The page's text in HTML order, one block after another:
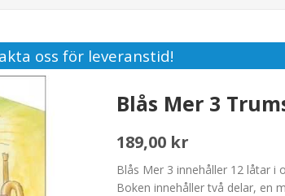
oss för leveranstid!
Blås Mer 3
189,00 kr
Blås Mer 3 innehåller 12 låtar i
Boken innehåller två delar, en